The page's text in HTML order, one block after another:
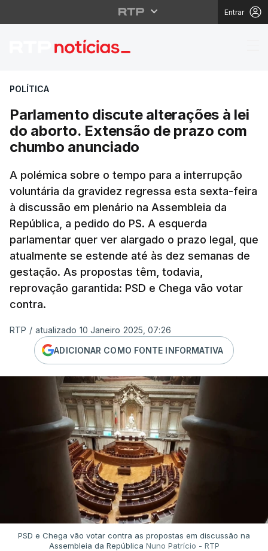
Entrar
Parlamento discute
POLÍTICA
Parlamento discute alterações à lei
do aborto. Extensão de prazo com
chumbo anunciado
A polémica sobre o tempo para a interrupção
voluntária da gravidez regressa esta sexta-feira
à discussão em plenário na Assembleia da
República, a pedido do PS. A esquerda
parlamentar quer ver alargado o prazo legal, que
atualmente se estende até às dez semanas de
gestação. As propostas têm, todavia,
reprovação garantida: PSD e Chega vão votar
contra.
RTP / atualizado 10 Janeiro 2025, 07:26
ADICIONAR COMO FONTE INFORMATIVA
PSD e Chega vão votar contra as propostas em discussão na
Assembleia da República Nuno Patrício - RTP